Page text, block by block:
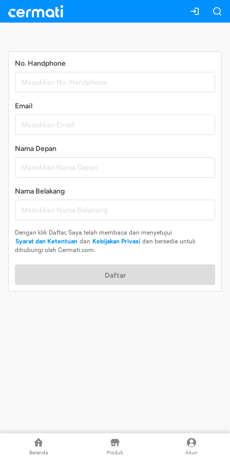
Beranda Produk Akun
No. Handphone
Email
Nama Depan
Nama Belakang
Dengan klik Daftar, Saya telah membaca dan menyetujui
Syarat dan Ketentuan dan Kebijakan Privasi dan bersedia untuk
dihubungi oleh Cermati.com.
Daftar